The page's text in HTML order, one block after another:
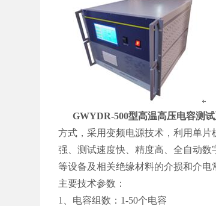
GWYDR-500型高温高压电容测
方式，采用变频电源技术，利用单
强、测试速度快、精度高、全自动
等设备及相关绝缘材料的介损和介电
主要技术参数：
1、电容组数： 1-50个电容